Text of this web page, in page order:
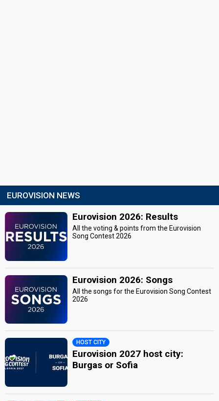
EUROVISION NEWS
Eurovision 2026: Results
All the voting & points from the Eurovision
Song Contest 2026
Eurovision 2026: Songs
All the songs for the Eurovision Song Contest
2026
HOST CITY
Eurovision 2027 host city:
Burgas or Sofia